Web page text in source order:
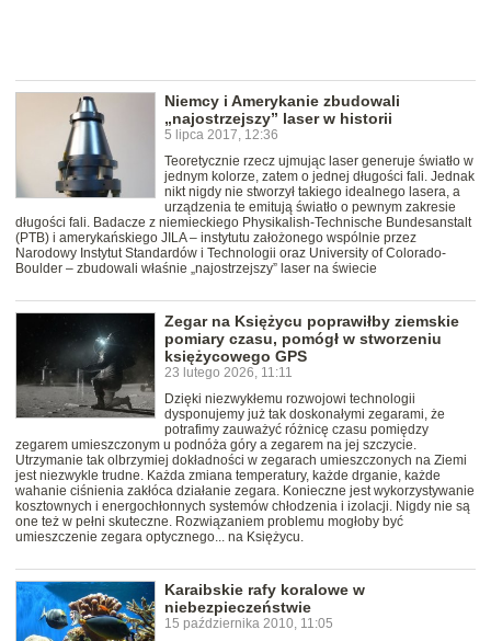
Niemcy i Amerykanie zbudowali
„najostrzejszy” laser w historii
5 lipca 2017, 12:36
Teoretycznie rzecz ujmując laser generuje światło w
jednym kolorze, zatem o jednej długości fali. Jednak
nikt nigdy nie stworzył takiego idealnego lasera, a
urządzenia te emitują światło o pewnym zakresie
długości fali. Badacze z niemieckiego Physikalish-Technische Bundesanstalt
(PTB) i amerykańskiego JILA – instytutu założonego wspólnie przez
Narodowy Instytut Standardów i Technologii oraz University of Colorado-
Boulder – zbudowali właśnie „najostrzejszy” laser na świecie
Zegar na Księżycu poprawiłby ziemskie
pomiary czasu, pomógł w stworzeniu
księżycowego GPS
23 lutego 2026, 11:11
Dzięki niezwykłemu rozwojowi technologii
dysponujemy już tak doskonałymi zegarami, że
potrafimy zauważyć różnicę czasu pomiędzy
zegarem umieszczonym u podnóża góry a zegarem na jej szczycie.
Utrzymanie tak olbrzymiej dokładności w zegarach umieszczonych na Ziemi
jest niezwykle trudne. Każda zmiana temperatury, każde drganie, każde
wahanie ciśnienia zakłóca działanie zegara. Konieczne jest wykorzystywanie
kosztownych i energochłonnych systemów chłodzenia i izolacji. Nigdy nie są
one też w pełni skuteczne. Rozwiązaniem problemu mogłoby być
umieszczenie zegara optycznego... na Księżycu.
Karaibskie rafy koralowe w
niebezpieczeństwie
15 października 2010, 11:05